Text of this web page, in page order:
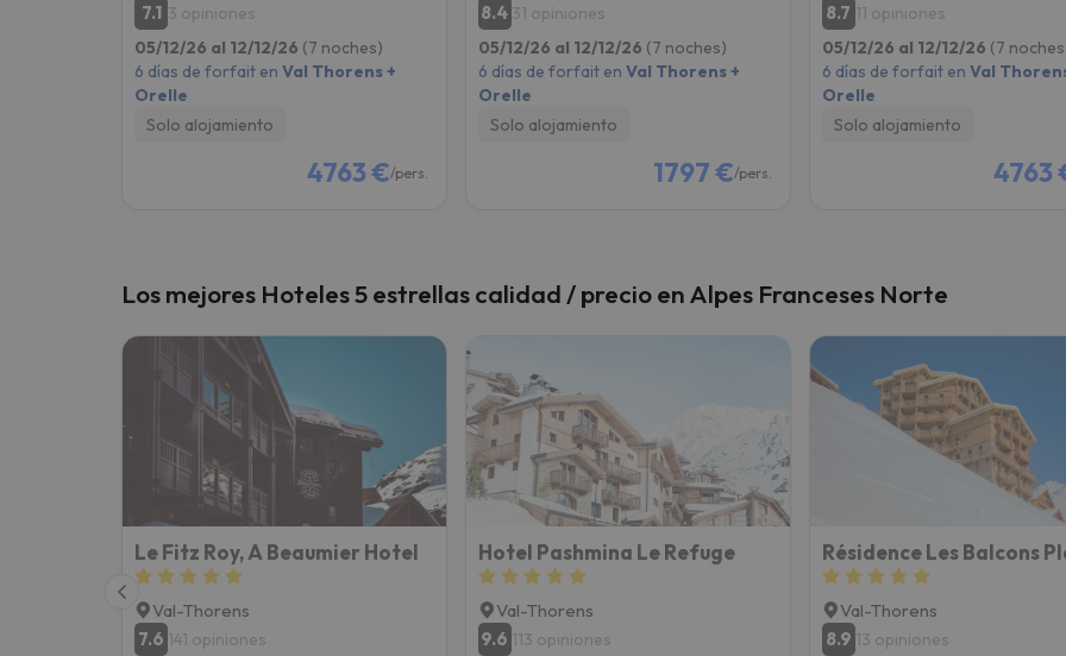
7.1 3 opiniones
05/12/26 al 12/12/26 (7 noches)
6 días de forfait en Val Thorens +
Orelle
Solo alojamiento
4763 €/pers.
8.4 31 opiniones
05/12/26 al 12/12/26 (7 noches)
6 días de forfait en Val Thorens +
Orelle
Solo alojamiento
1797 €/pers.
8.7 11 opiniones
05/12/26 al 12/12/26 (7
6 días de forfait en Val
Orelle
Solo alojamiento
4763
Los mejores Hoteles 5 estrellas calidad / precio en Alpes Franceses Norte
Le Fitz Roy, A Beaumier Hotel
Val-Thorens
7.6 141 opiniones
Hotel Pashmina Le Refuge
Val-Thorens
9.6 113 opiniones
Val-Thorens
8.9 13 opiniones